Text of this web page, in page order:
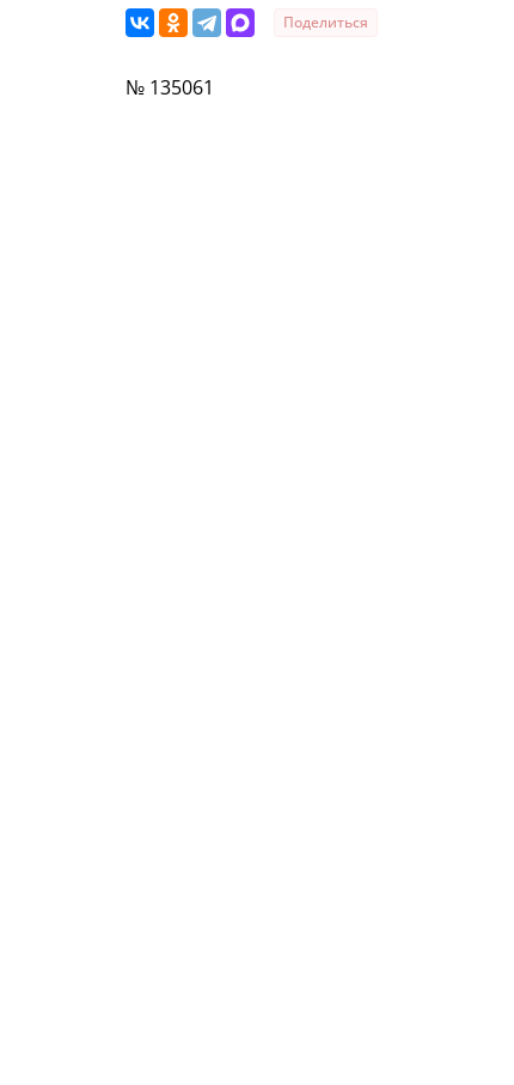
Поделиться
№ 135061